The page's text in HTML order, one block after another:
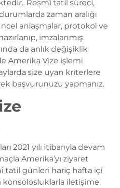
Resmî tatil süreci,
zaman aralığı
anlaşmalar, protokol ve
imzalanmış
da anlık değişiklik
Amerika Vize işlemi
size uyan kriterlere
başvurunuzu yapmanız.
2021 yılı itibarıyla devam
Amerika’yı ziyaret
tatil günleri hariç hafta içi
konsolosluklarla iletişime